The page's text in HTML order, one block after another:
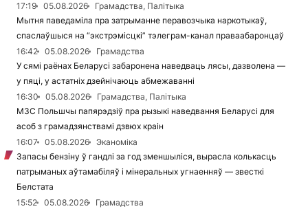
17:19
05.08.2026
Грамадства, Палітыка
Мытня паведаміла пра затрыманне перавозчыка наркотыкаў,
спаслаўшыся на “экстрэмісцкі” тэлеграм-канал праваабаронцаў
16:42
05.08.2026
Грамадства
У сямі раёнах Беларусі забаронена наведваць лясы, дазволена —
у пяці, у астатніх дзейнічаюць абмежаванні
16:30
05.08.2026
Грамадства, Палітыка
МЗС Польшчы папярэдзіў пра рызыкі наведвання Беларусі для
асоб з грамадзянствамі дзвюх краін
16:07
05.08.2026
Эканоміка
Запасы бензіну ў гандлі за год зменшыліся, вырасла колькасць
патрыманых аўтамабіляў і мінеральных угнаенняў — звесткі
Белстата
15:52
05.08.2026
Грамадства